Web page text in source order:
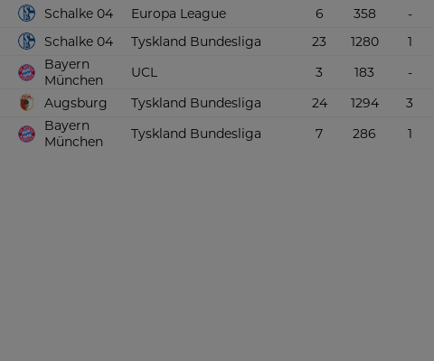
Schalke 04 Europa League 6 358 -
Schalke 04 Tyskland Bundesliga 23 1280 1
Bayern
München
UCL 3 183 -
Augsburg Tyskland Bundesliga 24 1294 3
Bayern
München
Tyskland Bundesliga 7 286 1